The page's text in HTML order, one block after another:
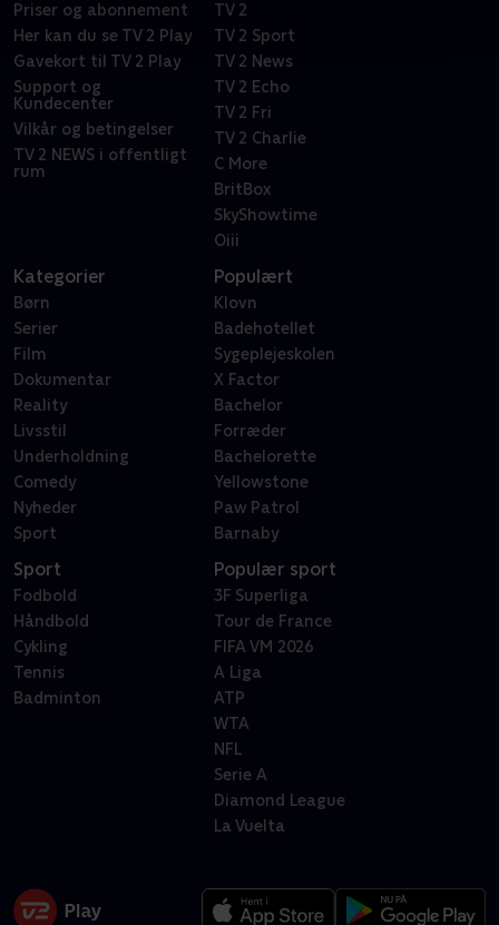
Priser og abonnement
Her kan du se TV 2 Play
Gavekort til TV 2 Play
Support og
Kundecenter
Vilkår og betingelser
TV 2 NEWS i offentligt
rum
TV 2
TV 2 Sport
TV 2 News
TV 2 Echo
TV 2 Fri
TV 2 Charlie
C More
BritBox
SkyShowtime
Oiii
Kategorier
Børn
Serier
Film
Dokumentar
Reality
Livsstil
Underholdning
Comedy
Nyheder
Sport
Populært
Klovn
Badehotellet
Sygeplejeskolen
X Factor
Bachelor
Forræder
Bachelorette
Yellowstone
Paw Patrol
Barnaby
Sport
Fodbold
Håndbold
Cykling
Tennis
Badminton
Populær sport
3F Superliga
Tour de France
FIFA VM 2026
A Liga
ATP
WTA
NFL
Serie A
Diamond League
La Vuelta